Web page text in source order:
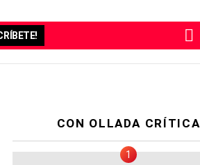
CON OLLADA CRÍTICA